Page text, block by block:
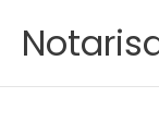
content